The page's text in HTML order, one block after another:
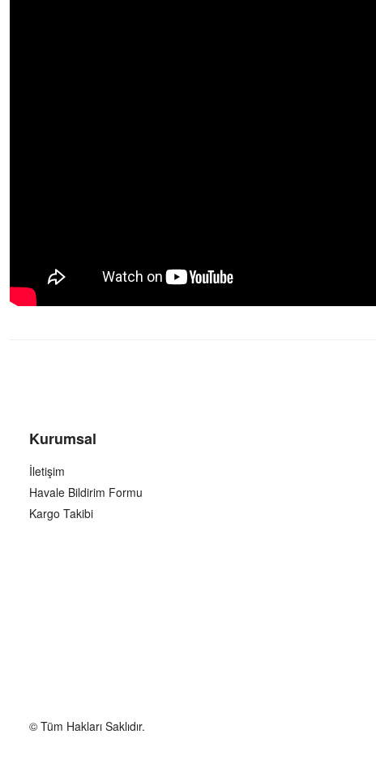
Kurumsal
İletişim
Havale Bildirim Formu
Kargo Takibi
© Tüm Hakları Saklıdır.